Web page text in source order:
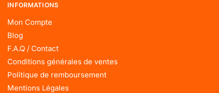
INFORMATIONS
Mon Compte
Blog
F.A.Q / Contact
Conditions générales de ventes
Politique de remboursement
Mentions Légales